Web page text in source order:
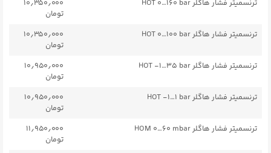
ترنسمیتر فشار هاگلر HOT ۰…۱۶۰ bar
۱۰٫۳۵۰٫۰۰۰
تومان
ترنسمیتر فشار هاگلر HOT ۰…۱۰۰ bar
۱۰٫۳۵۰٫۰۰۰
تومان
ترنسمیتر فشار هاگلر HOT -۱…۳۵ bar
۱۰٫۹۵۰٫۰۰۰
تومان
ترنسمیتر فشار هاگلر HOT -۱…۱ bar
۱۰٫۹۵۰٫۰۰۰
تومان
ترنسمیتر فشار هاگلر HOM ۰…۶۰ mbar
۱۱٫۹۵۰٫۰۰۰
تومان